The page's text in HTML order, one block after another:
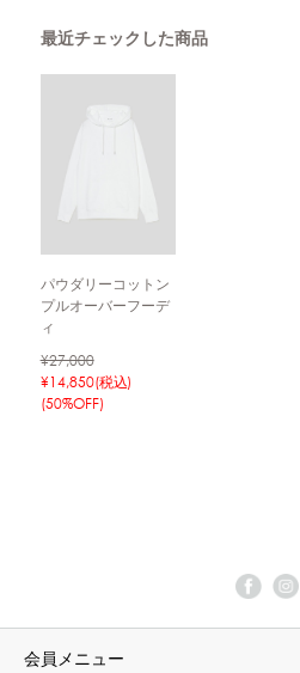
最近チェックした商品
パウダリーコットン
プルオーバーフーデ
ィ
¥27,000
¥14,850(税込)
(50%OFF)
会員メニュー